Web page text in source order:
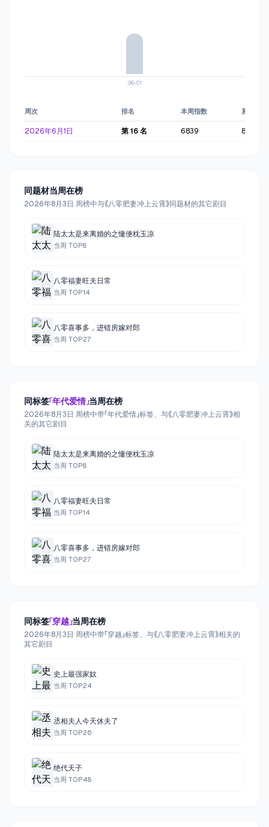
06-01
周次 排名 本周指数 累计指数
2026年6月1日 第 16 名 6839 8682
同题材当周在榜
2026年8月3日 周榜中与《八零肥妻冲上云霄》同题材的其它剧目
陆太太是来离婚的之慵便枕玉凉
当周 TOP8
八零福妻旺夫日常
当周 TOP14
八零喜事多，进错房嫁对郎
当周 TOP27
同标签「年代爱情」当周在榜
2026年8月3日 周榜中带「年代爱情」标签、与《八零肥妻冲上云霄》相
关的其它剧目
陆太太是来离婚的之慵便枕玉凉
当周 TOP8
八零福妻旺夫日常
当周 TOP14
八零喜事多，进错房嫁对郎
当周 TOP27
同标签「穿越」当周在榜
2026年8月3日 周榜中带「穿越」标签、与《八零肥妻冲上云霄》相关的
其它剧目
史上最强家奴
当周 TOP24
丞相夫人今天休夫了
当周 TOP26
绝代天子
当周 TOP48